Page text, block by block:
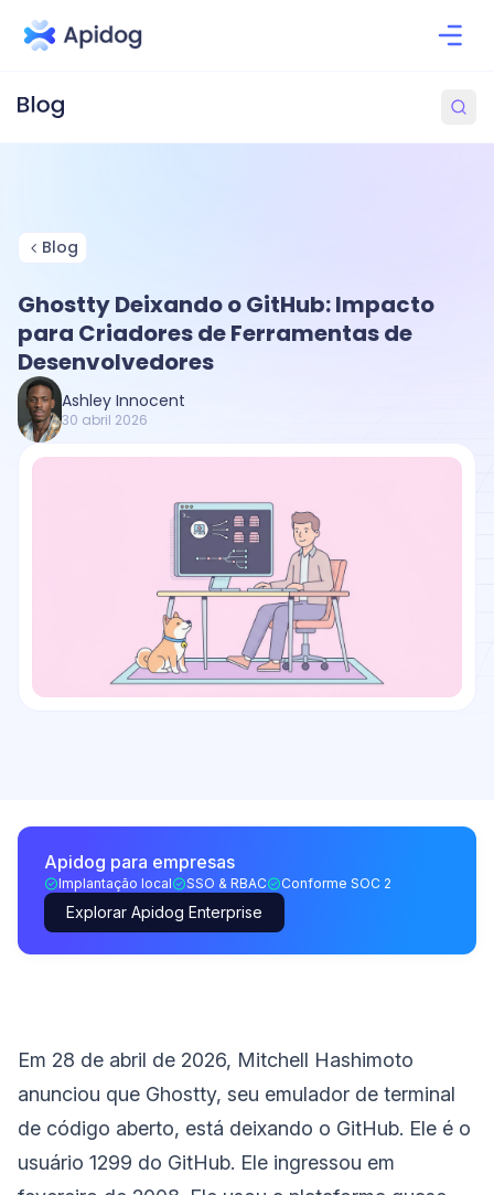
Blog
Ghostty Deixando o GitHub: Impacto
para Criadores de Ferramentas de
Desenvolvedores
Ashley Innocent
30 abril 2026
Apidog para empresas
Implantação local SSO & RBAC Conforme SOC 2
Explorar Apidog Enterprise
Em 28 de abril de 2026, Mitchell Hashimoto
anunciou que Ghostty, seu emulador de terminal
de código aberto, está deixando o GitHub. Ele é o
usuário 1299 do GitHub. Ele ingressou em